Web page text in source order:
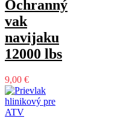
Ochranný
vak
navijaku
12000 lbs
9,00 €